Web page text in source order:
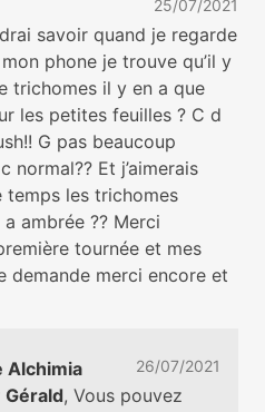
25/07/2021
savoir quand je regarde
phone je trouve qu’il y
trichomes il y en a que
les petites feuilles ? C d
G pas beaucoup
normal?? Et j’aimerais
temps les trichomes
ambrée ?? Merci
tournée et mes
demande merci encore et
Alchimia 26/07/2021
Gérald, Vous pouvez